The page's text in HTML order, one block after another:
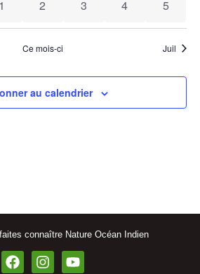
0 évènements
1 0 évènements
2 0 évènements
3 0 évènements
4 0
5
Ce mois-ci Juil
au calendrier
connaître Nature Océan Indien